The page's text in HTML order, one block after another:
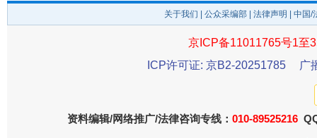
受贿1.44亿！段成刚被判无期 从幼
关于我们 公众采编部 法律声明 | 中国
京ICP备11011765号1至
ICP许可证: 京B2-20251785
广
资料编辑/网络推广/法律咨询专线： 010-89525216